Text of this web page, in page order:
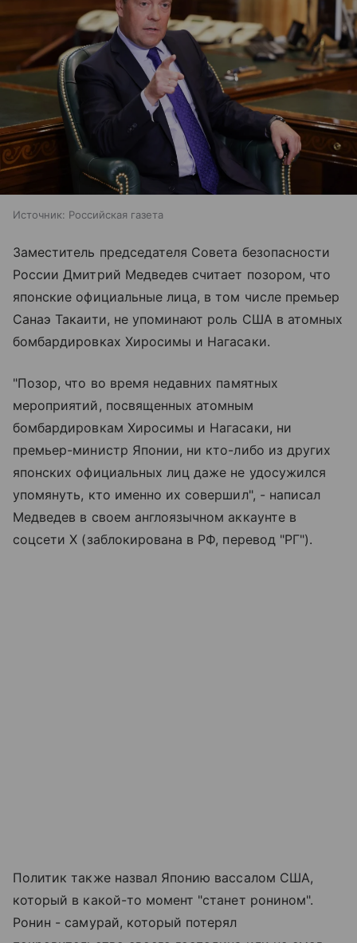
Источник: Российская газета
Заместитель председателя Совета безопасности
России Дмитрий Медведев считает позором, что
японские официальные лица, в том числе премьер
Санаэ Такаити, не упоминают роль США в атомных
бомбардировках Хиросимы и Нагасаки.
"Позор, что во время недавних памятных
мероприятий, посвященных атомным
бомбардировкам Хиросимы и Нагасаки, ни
премьер-министр Японии, ни кто-либо из других
японских официальных лиц даже не удосужился
упомянуть, кто именно их совершил", - написал
Медведев в своем англоязычном аккаунте в
соцсети X (заблокирована в РФ, перевод "РГ").
Политик также назвал Японию вассалом США,
который в какой-то момент "станет ронином".
Ронин - самурай, который потерял